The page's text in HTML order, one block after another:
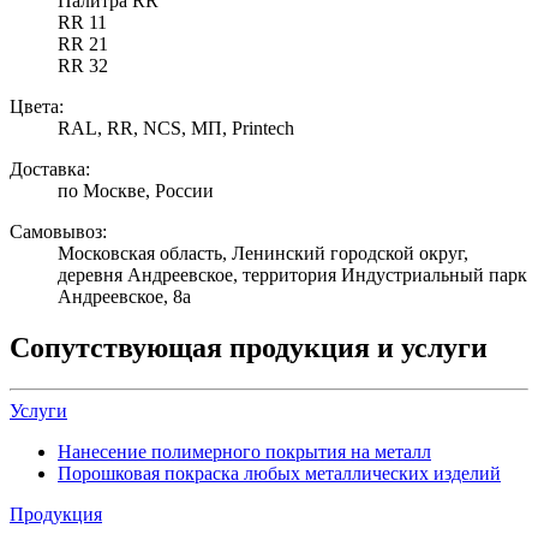
RR 11
RR 21
RR 32
Цвета:
RAL, RR, NCS, МП, Printech
Доставка:
по Москве, России
Самовывоз:
Московская область, Ленинский городской округ,
деревня Андреевское, территория Индустриальный парк
Андреевское, 8а
Сопутствующая продукция и услуги
Услуги
Нанесение полимерного покрытия на металл
Порошковая покраска любых металлических изделий
Продукция